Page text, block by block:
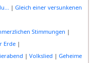
| Gleich einer versunkenen
Stimmungen |
Erde|
| Volkslied | Geheime